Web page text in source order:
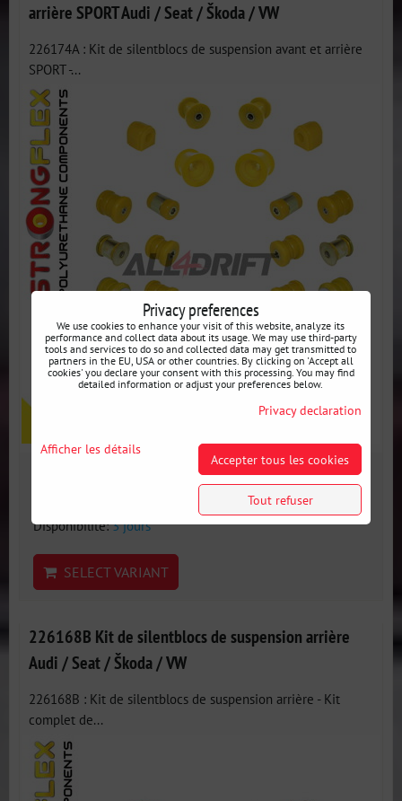
arrière SPORT Audi / Seat / Škoda / VW
226174A : Kit de silentblocs de suspension avant et arrière
SPORT -...
Disponibilité:3 jours
SELECT VARIANT
226168B Kit de silentblocs de suspension arrière
Audi / Seat / Škoda / VW
226168B : Kit de silentblocs de suspension arrière - Kit
complet de...
Privacy preferences
We use cookies to enhance your visit of this website, analyze its
performance and collect data about its usage. We may use third-party
tools and services to do so and collected data may get transmitted to
partners in the EU, USA or other countries. By clicking on 'Accept all
cookies' you declare your consent with this processing. You may find
detailed information or adjust your preferences below.
Privacy declaration
Afficher les détails
Accepter tous les cookies
Tout refuser